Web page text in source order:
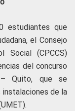
estudiantes que
el Consejo
Social (CPCCS)
del concurso
– Quito, que se
instalaciones de la